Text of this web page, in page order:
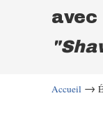
avec
Accueil →